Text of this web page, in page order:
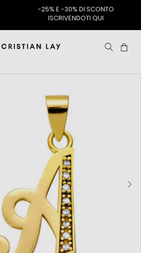
-25% E -30% DI SCONTO
ISCRIVENDOTI QUI